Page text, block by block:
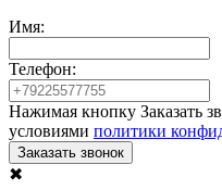
Имя:
Телефон:
Нажимая кнопку Заказать
условиями политики
✖